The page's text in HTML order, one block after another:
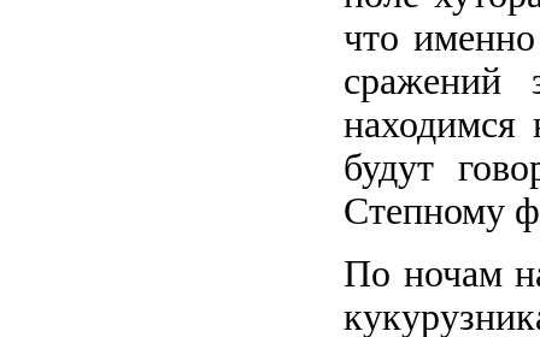
что
сражений
находимся
будут
Степному
По ночам